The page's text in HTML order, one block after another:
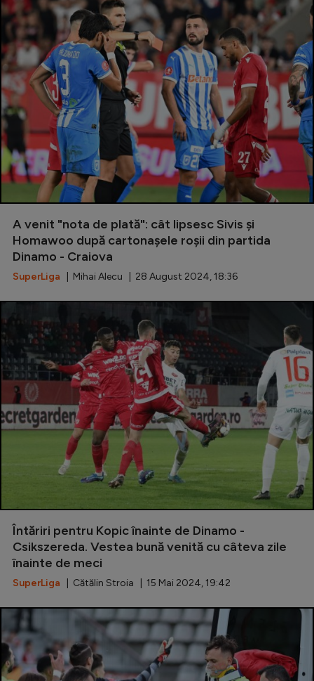
A venit "nota de plată": cât lipsesc Sivis și
Homawoo după cartonașele roșii din partida
Dinamo - Craiova
SuperLiga | Mihai Alecu | 28 August 2024, 18:36
Întăriri pentru Kopic înainte de Dinamo -
Csikszereda. Vestea bună venită cu câteva zile
înainte de meci
SuperLiga | Cătălin Stroia | 15 Mai 2024, 19:42